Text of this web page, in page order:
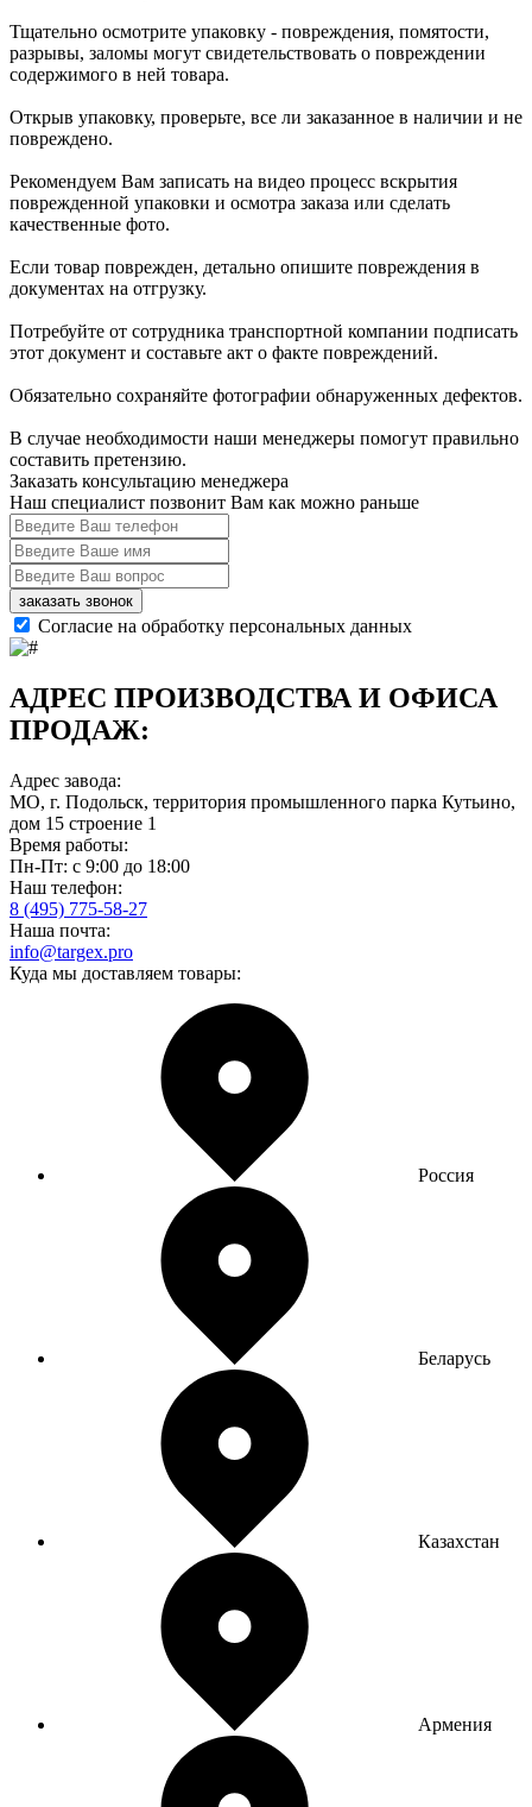
Тщательно осмотрите упаковку - повреждения, помятости,
разрывы, заломы могут свидетельствовать о повреждении
содержимого в ней товара.
Открыв упаковку, проверьте, все ли заказанное в наличии и не
повреждено.
Рекомендуем Вам записать на видео процесс вскрытия
поврежденной упаковки и осмотра заказа или сделать
качественные фото.
Если товар поврежден, детально опишите повреждения в
документах на отгрузку.
Потребуйте от сотрудника транспортной компании подписать
этот документ и составьте акт о факте повреждений.
Обязательно сохраняйте фотографии обнаруженных дефектов.
В случае необходимости наши менеджеры помогут правильно
составить претензию.
Заказать консультацию менеджера
Наш специалист позвонит Вам как можно раньше
заказать звонок
Согласие на обработку персональных данных
АДРЕС ПРОИЗВОДСТВА И ОФИСА
ПРОДАЖ:
Адрес завода:
МО, г. Подольск, территория промышленного парка Кутьино,
дом 15 строение 1
Время работы:
Пн-Пт: с 9:00 до 18:00
Наш телефон:
8 (495) 775-58-27
Наша почта:
info@targex.pro
Куда мы доставляем товары:
Россия
Беларусь
Казахстан
Армения